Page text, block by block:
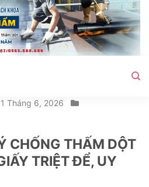
Tháng 6, 2026
CHỐNG THẤM DỘT
TRIỆT ĐỂ, UY